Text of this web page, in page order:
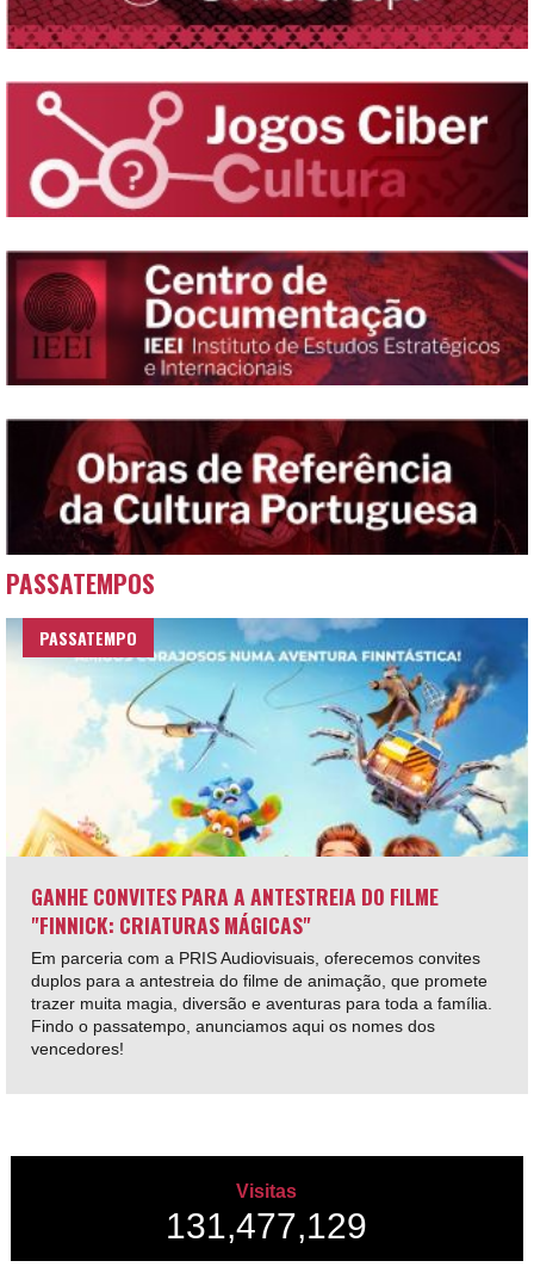
PASSATEMPOS
PASSATEMPO
GANHE CONVITES PARA A ANTESTREIA DO FILME
"FINNICK: CRIATURAS MÁGICAS"
Em parceria com a PRIS Audiovisuais, oferecemos convites
duplos para a antestreia do filme de animação, que promete
trazer muita magia, diversão e aventuras para toda a família.
Findo o passatempo, anunciamos aqui os nomes dos
vencedores!
Visitas
131,477,129